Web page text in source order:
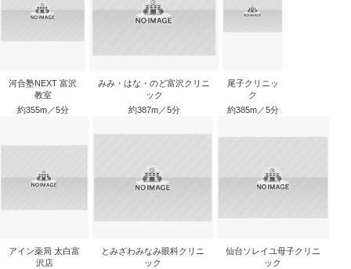
河合塾NEXT 富沢
教室
約355m／5分
みみ・はな・のど富沢クリニ
ック
約387m／5分
尾子クリニッ
ク
約385m／5分
アイン薬局 太白富
沢店
とみざわみなみ眼科クリニ
ック
仙台ソレイユ母子クリニ
ック